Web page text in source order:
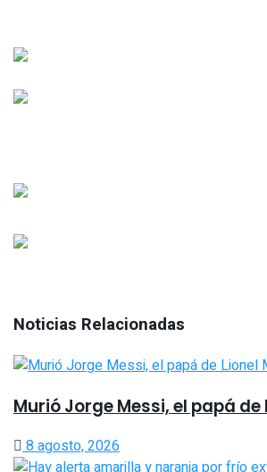
Noticias Relacionadas
Murió Jorge Messi, el papá de
8 agosto, 2026